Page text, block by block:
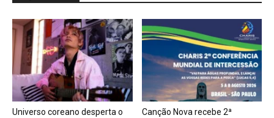
Universo coreano desperta o
Canção Nova recebe 2ª